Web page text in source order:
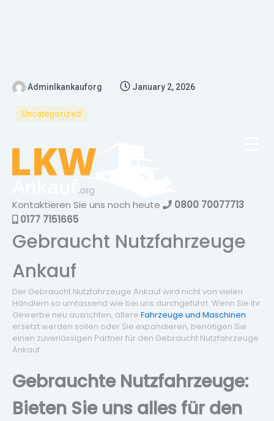
Adminlkankauforg January 2, 2026
Uncategorized
Kontaktieren Sie uns noch heute
0800 70077713
0177 7151665
Gebraucht Nutzfahrzeuge
Ankauf
Der Gebraucht Nutzfahrzeuge Ankauf wird nicht von vielen
Händlern so umfassend wie bei uns durchgeführt. Wenn Sie Ihr
Gewerbe neu ausrichten, ältere Fahrzeuge und Maschinen
ersetzt werden sollen oder Sie expandieren, benötigen Sie
einen zuverlässigen Partner für den Gebraucht Nutzfahrzeuge
Ankauf.
Gebrauchte Nutzfahrzeuge:
Bieten Sie uns alles für den